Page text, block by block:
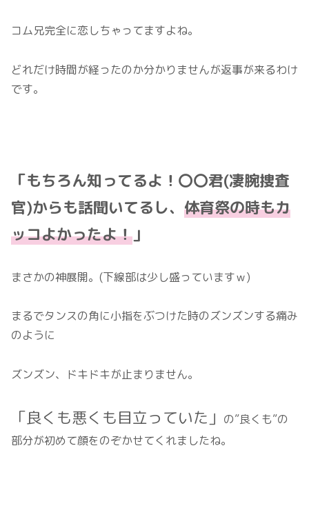
コム兄完全に恋しちゃってますよね。
どれだけ時間が経ったのか分かりませんが返事が来るわけ
です。
「もちろん知ってるよ！〇〇君(凄腕捜査
官)からも話聞いてるし、 体育祭の時もカ
ッコよかったよ！ 」
まさかの神展開。(下線部は少し盛っていますｗ)
まるでタンスの角に小指をぶつけた時のズンズンする痛み
のように
ズンズン、ドキドキが止まりません。
「良くも悪くも目立っていた」 の”良くも”の
部分が初めて顔をのぞかせてくれましたね。